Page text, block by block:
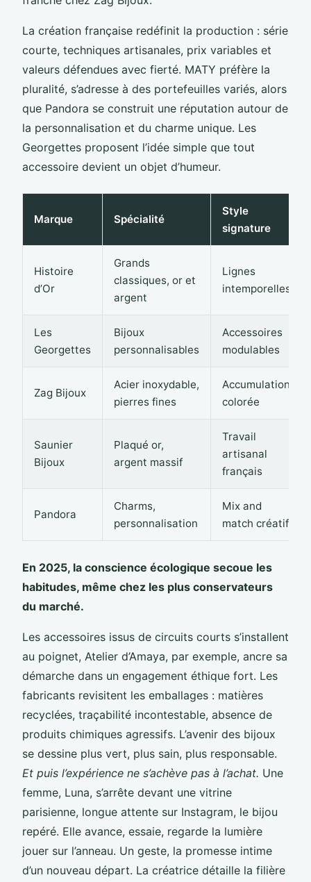
La création française redéfinit la production : série
courte, techniques artisanales, prix variables et
valeurs défendues avec fierté. MATY préfère la
pluralité, s’adresse à des portefeuilles variés, alors
que Pandora se construit une réputation autour de
la personnalisation et du charme unique. Les
Georgettes proposent l’idée simple que tout
accessoire devient un objet d’humeur.
Marque Spécialité
Style
signature
Histoire
d’Or
Grands
classiques, or et
argent
Lignes
intemporelles
Les
Georgettes
Bijoux
personnalisables
Accessoires
modulables
Zag Bijoux
Acier inoxydable,
pierres fines
Accumulation
colorée
Saunier
Bijoux
Plaqué or,
argent massif
Travail
artisanal
français
Pandora
Charms,
personnalisation
Mix and
match créatif
En 2025, la conscience écologique secoue les
habitudes, même chez les plus conservateurs
du marché.
Les accessoires issus de circuits courts s’installent
au poignet, Atelier d’Amaya, par exemple, ancre sa
démarche dans un engagement éthique fort. Les
fabricants revisitent les emballages : matières
recyclées, traçabilité incontestable, absence de
produits chimiques agressifs. L’avenir des bijoux
se dessine plus vert, plus sain, plus responsable.
Et puis l’expérience ne s’achève pas à l’achat. Une
femme, Luna, s’arrête devant une vitrine
parisienne, longue attente sur Instagram, le bijou
repéré. Elle avance, essaie, regarde la lumière
jouer sur l’anneau. Un geste, la promesse intime
d’un nouveau départ. La créatrice détaille la filière